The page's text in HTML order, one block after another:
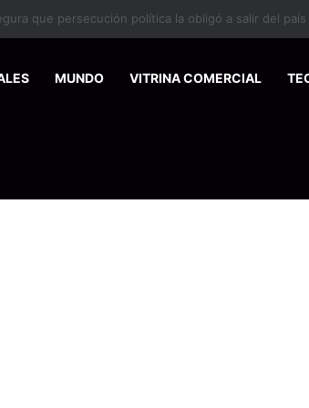
circular
MUNDO VITRINA COMERCIAL